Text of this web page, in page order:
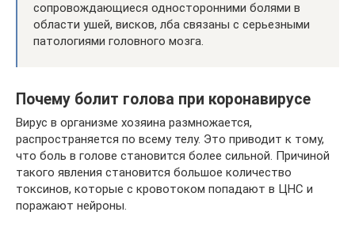
сопровождающиеся односторонними болями в
области ушей, висков, лба связаны с серьезными
патологиями головного мозга.
Почему болит голова при коронавирусе
Вирус в организме хозяина размножается,
распространяется по всему телу. Это приводит к тому,
что боль в голове становится более сильной. Причиной
такого явления становится большое количество
токсинов, которые с кровотоком попадают в ЦНС и
поражают нейроны.